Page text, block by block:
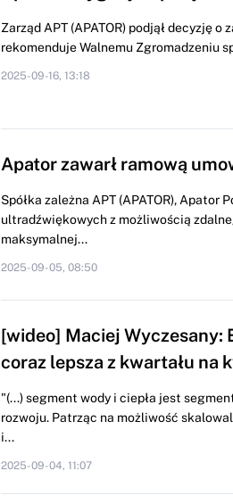
Zarząd APT (APATOR) podjął decyzję
rekomenduje Walnemu Zgromadzeniu
2025-09-16, 13:18
Apator zawarł ramową
Spółka zależna APT (APATOR), Apator
ultradźwiękowych z możliwością
maksymalnej...
2025-09-05, 08:50
[wideo] Maciej
coraz lepsza z kwartału na
"(...) segment wody i ciepła jest
rozwoju. Patrząc na możliwość
i...
2025-09-04, 11:07